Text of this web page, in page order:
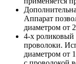
Аппарат
диаметром от
4-х роликовый
проволоки.
диаметром от